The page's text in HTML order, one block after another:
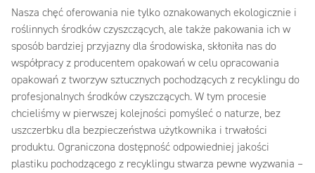
Nasza chęć oferowania nie tylko oznakowanych ekologicznie i
roślinnych środków czyszczących, ale także pakowania ich w
sposób bardziej przyjazny dla środowiska, skłoniła nas do
współpracy z producentem opakowań w celu opracowania
opakowań z tworzyw sztucznych pochodzących z recyklingu do
profesjonalnych środków czyszczących. W tym procesie
chcieliśmy w pierwszej kolejności pomyśleć o naturze, bez
uszczerbku dla bezpieczeństwa użytkownika i trwałości
produktu. Ograniczona dostępność odpowiedniej jakości
plastiku pochodzącego z recyklingu stwarza pewne wyzwania –